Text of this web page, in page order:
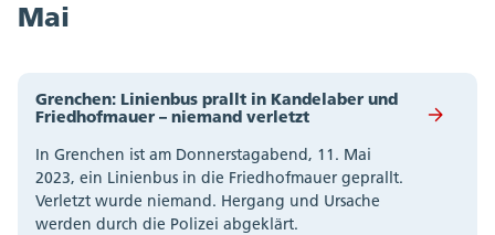
Mai
Grenchen: Linienbus prallt in Kandelaber und
Friedhofmauer – niemand verletzt
In Grenchen ist am Donnerstagabend, 11. Mai
2023, ein Linienbus in die Friedhofmauer geprallt.
Verletzt wurde niemand. Hergang und Ursache
werden durch die Polizei abgeklärt.